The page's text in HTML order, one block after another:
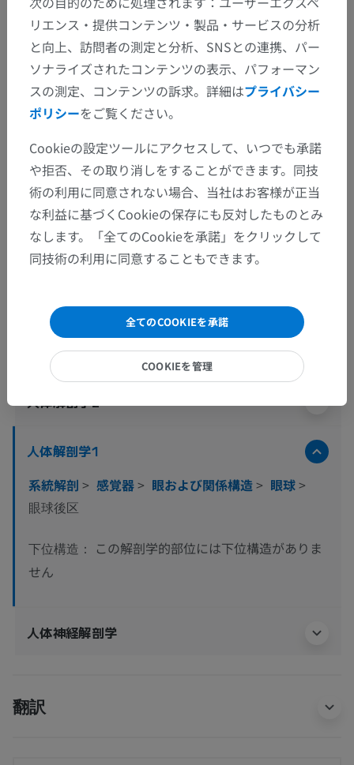
解剖学的階層
人体解剖学2
人体解剖学1
系統解剖 > 感覚器> 眼および関係構造> 眼球>
眼球後区
下位構造：
この解剖学的部位には下位構造がありま
せん
人体神経解剖学
翻訳
リエンス・提供コンテンツ・製品・サービスの分析
と向上、訪問者の測定と分析、SNSとの連携、パー
ソナライズされたコンテンツの表示、パフォーマン
スの測定、コンテンツの訴求。詳細はプライバシー
ポリシーをご覧ください。
Cookieの設定ツールにアクセスして、いつでも承諾
や拒否、その取り消しをすることができます。同技
術の利用に同意されない場合、当社はお客様が正当
な利益に基づくCookieの保存にも反対したものとみ
なします。「全てのCookieを承諾」をクリックして
同技術の利用に同意することもできます。
全てのCOOKIEを承諾
COOKIEを管理